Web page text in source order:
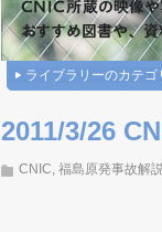
ライブラリーのカテゴ
2011/3/26
CNIC, 福島原発事故解